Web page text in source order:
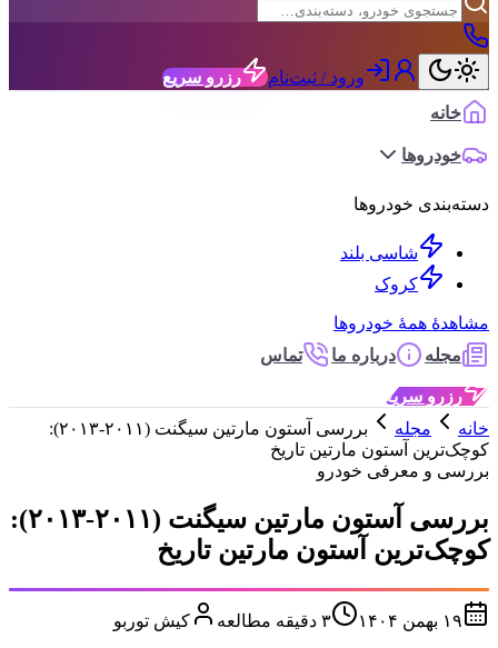
ورود / ثبت‌نام
رزرو سریع
خانه
خودروها
دسته‌بندی خودروها
شاسی بلند
کروک
مشاهدهٔ همهٔ خودروها
مجله
درباره ما تماس
رزرو سریع
خانه
مجله
بررسی آستون مارتین سیگنت (۲۰۱۱-۲۰۱۳):
کوچک‌ترین آستون مارتین تاریخ
بررسی و معرفی خودرو
بررسی آستون مارتین سیگنت (۲۰۱۱-۲۰۱۳):
کوچک‌ترین آستون مارتین تاریخ
۱۹ بهمن ۱۴۰۴ ۳ دقیقه مطالعه کیش توربو